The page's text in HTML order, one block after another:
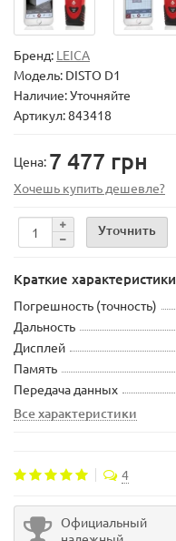
Бренд: LEICA
Модель: DISTO D1
Наличие: Уточняйте
Артикул: 843418
Цена: 7 477 грн
Хочешь купить дешевле?
Уточнить
Краткие характеристики
Погрешность (точность)
Дальность
Дисплей
Память
Передача данных
Все характеристики
4
Официальный